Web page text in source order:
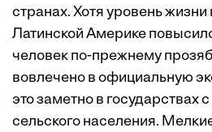
странах. Хотя уровень
Латинской Америке
человек по-прежнему
вовлечено в официальную
это заметно в государствах
сельского населения.